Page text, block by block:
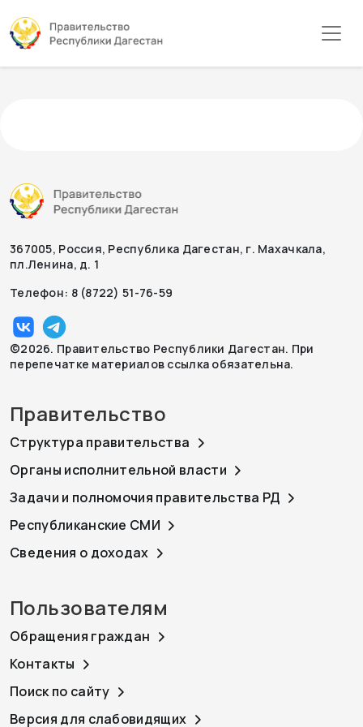
367005, Россия, Республика Дагестан, г. Махачкала,
пл.Ленина, д. 1
Телефон: 8 (8722) 51-76-59
©2026. Правительство Республики Дагестан. При
перепечатке материалов ссылка обязательна.
Правительство
Структура правительства
Органы исполнительной власти
Задачи и полномочия правительства РД
Республиканские СМИ
Сведения о доходах
Пользователям
Обращения граждан
Контакты
Поиск по сайту
Версия для слабовидящих